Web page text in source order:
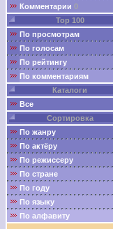
Комментарии 0
Top 100
По просмотрам
По голосам
По рейтингу
По комментариям
Каталоги
Все
Сортировка
По жанру
По актёру
По режиссеру
По стране
По году
По языку
По алфавиту